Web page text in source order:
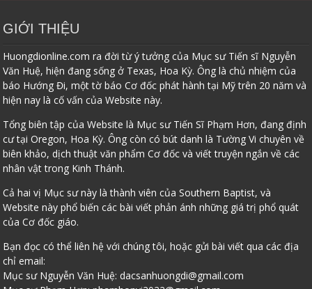
GIỚI THIỆU
Huongdionline.com ra đời từ ý tưởng của Mục sư Tiến sĩ Nguyễn
Văn Huệ, hiện đang sống ở Texas, Hoa Kỳ. Ông là chủ nhiệm của
báo Hướng Đi, một tờ báo Cơ đốc phát hành tại Mỹ trên 20 năm và
hiện nay là cố vấn của Website này.
Tổng biên tập của Website là Mục sư Tiến Sĩ Phạm Hơn, đang định
cư tại Oregon, Hoa Kỳ. Ông còn có bút danh là Tường Vi chuyên về
biên khảo, dịch thuật văn phẩm Cơ đốc và viết truyện ngắn về các
nhân vật trong Kinh Thánh.
Cả hai vị Mục sư này là thành viên của Southern Baptist, và
Website này phổ biến các bài viết phản ánh những giá trị phổ quát
của Cơ đốc giáo.
Bạn đọc có thể liên hệ với chúng tôi, hoặc gửi bài viết qua các địa
chỉ email:
Mục sư Nguyễn Văn Huệ:dacsanhuongdi@gmail.com